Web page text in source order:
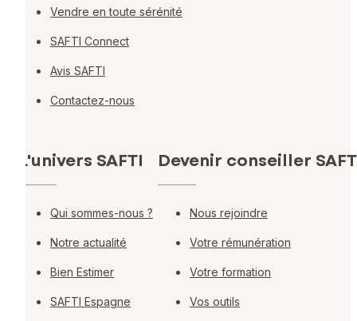
Vendre en toute sérénité
SAFTI Connect
Avis SAFTI
Contactez-nous
L'univers SAFTI
Qui sommes-nous ?
Notre actualité
Bien Estimer
SAFTI Espagne
Devenir conseiller
Nous rejoindre
Votre rémunération
Votre formation
Vos outils